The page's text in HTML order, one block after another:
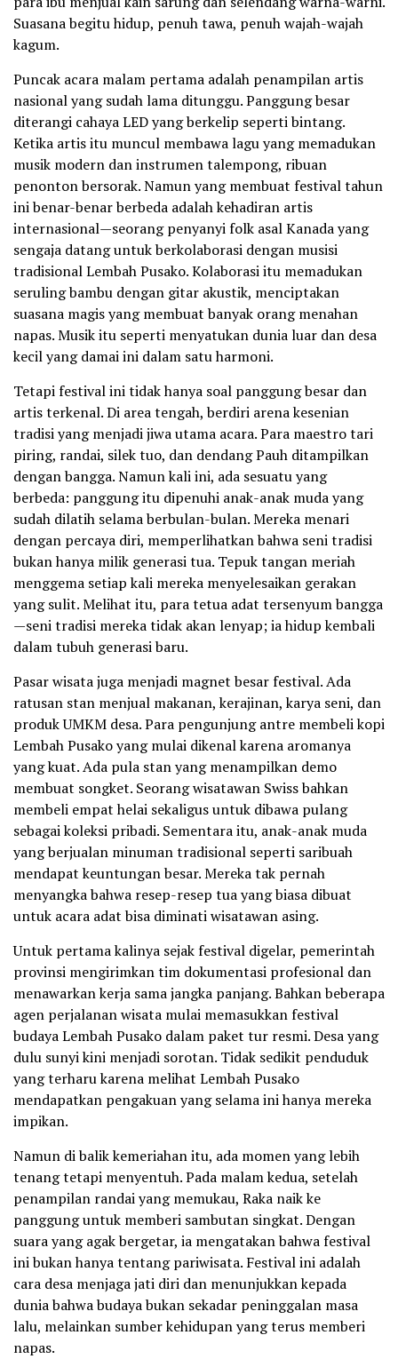
Suasana begitu hidup, penuh tawa, penuh wajah-wajah
kagum.
Puncak acara malam pertama adalah penampilan artis
nasional yang sudah lama ditunggu. Panggung besar
diterangi cahaya LED yang berkelip seperti bintang.
Ketika artis itu muncul membawa lagu yang memadukan
musik modern dan instrumen talempong, ribuan
penonton bersorak. Namun yang membuat festival tahun
ini benar-benar berbeda adalah kehadiran artis
internasional—seorang penyanyi folk asal Kanada yang
sengaja datang untuk berkolaborasi dengan musisi
tradisional Lembah Pusako. Kolaborasi itu memadukan
seruling bambu dengan gitar akustik, menciptakan
suasana magis yang membuat banyak orang menahan
napas. Musik itu seperti menyatukan dunia luar dan desa
kecil yang damai ini dalam satu harmoni.
Tetapi festival ini tidak hanya soal panggung besar dan
artis terkenal. Di area tengah, berdiri arena kesenian
tradisi yang menjadi jiwa utama acara. Para maestro tari
piring, randai, silek tuo, dan dendang Pauh ditampilkan
dengan bangga. Namun kali ini, ada sesuatu yang
berbeda: panggung itu dipenuhi anak-anak muda yang
sudah dilatih selama berbulan-bulan. Mereka menari
dengan percaya diri, memperlihatkan bahwa seni tradisi
bukan hanya milik generasi tua. Tepuk tangan meriah
menggema setiap kali mereka menyelesaikan gerakan
yang sulit. Melihat itu, para tetua adat tersenyum bangga
—seni tradisi mereka tidak akan lenyap; ia hidup kembali
dalam tubuh generasi baru.
Pasar wisata juga menjadi magnet besar festival. Ada
ratusan stan menjual makanan, kerajinan, karya seni, dan
produk UMKM desa. Para pengunjung antre membeli kopi
Lembah Pusako yang mulai dikenal karena aromanya
yang kuat. Ada pula stan yang menampilkan demo
membuat songket. Seorang wisatawan Swiss bahkan
membeli empat helai sekaligus untuk dibawa pulang
sebagai koleksi pribadi. Sementara itu, anak-anak muda
yang berjualan minuman tradisional seperti saribuah
mendapat keuntungan besar. Mereka tak pernah
menyangka bahwa resep-resep tua yang biasa dibuat
untuk acara adat bisa diminati wisatawan asing.
Untuk pertama kalinya sejak festival digelar, pemerintah
provinsi mengirimkan tim dokumentasi profesional dan
menawarkan kerja sama jangka panjang. Bahkan beberapa
agen perjalanan wisata mulai memasukkan festival
budaya Lembah Pusako dalam paket tur resmi. Desa yang
dulu sunyi kini menjadi sorotan. Tidak sedikit penduduk
yang terharu karena melihat Lembah Pusako
mendapatkan pengakuan yang selama ini hanya mereka
impikan.
Namun di balik kemeriahan itu, ada momen yang lebih
tenang tetapi menyentuh. Pada malam kedua, setelah
penampilan randai yang memukau, Raka naik ke
panggung untuk memberi sambutan singkat. Dengan
suara yang agak bergetar, ia mengatakan bahwa festival
ini bukan hanya tentang pariwisata. Festival ini adalah
cara desa menjaga jati diri dan menunjukkan kepada
dunia bahwa budaya bukan sekadar peninggalan masa
lalu, melainkan sumber kehidupan yang terus memberi
napas.